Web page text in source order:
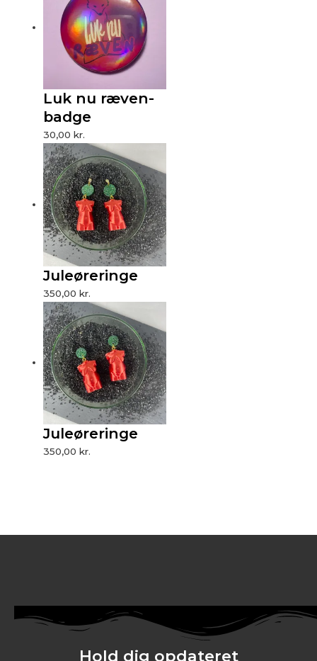
Luk nu ræven-
badge
30,00kr.
Juleøreringe
350,00kr.
Juleøreringe
350,00kr.
Hold dig opdateret